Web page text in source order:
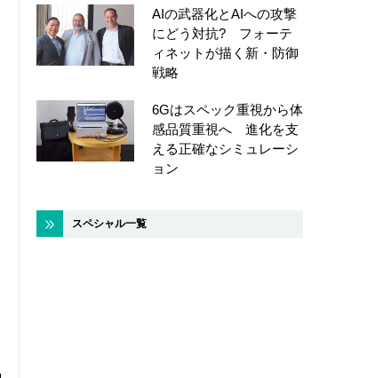
AIの武器化とAIへの攻撃
にどう対抗? フォーテ
ィネットが描く新・防御
戦略
6Gはスペック重視から体
感品質重視へ 進化を支
える正確なシミュレーシ
ョン
スペシャル一覧